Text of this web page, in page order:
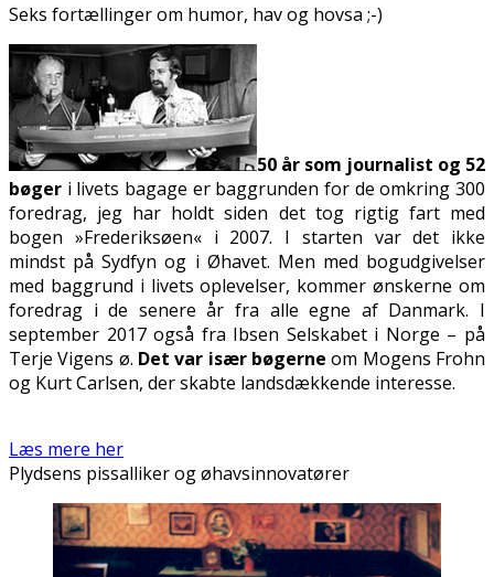
Seks fortællinger om humor, hav og hovsa ;-)
50 år som journalist og 52
bøger i livets bagage er baggrunden for de omkring 300
foredrag, jeg har holdt siden det tog rigtig fart med
bogen »Frederiksøen« i 2007. I starten var det ikke
mindst på Sydfyn og i Øhavet. Men med bogudgivelser
med baggrund i livets oplevelser, kommer ønskerne om
foredrag i de senere år fra alle egne af Danmark. I
september 2017 også fra Ibsen Selskabet i Norge – på
Terje Vigens ø. Det var især bøgerne om Mogens Frohn
og Kurt Carlsen, der skabte landsdækkende interesse.
Læs mere her
Plydsens pissalliker og øhavsinnovatører